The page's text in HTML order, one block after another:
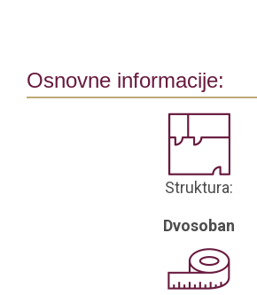
Osnovne informacije:
Struktura:
Dvosoban